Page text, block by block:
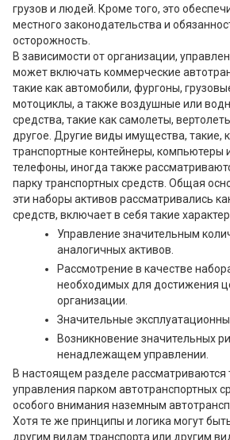
грузов и людей. Кроме того, это
местного законодательства и
осторожность.
В зависимости от организации,
может включать коммерческие
такие как автомобили, фургоны,
мотоциклы, а также воздушные или
средства, такие как самолеты,
другое. Другие виды имущества, такие,
транспортные контейнеры,
телефоны, иногда также
парку транспортных средств. Общая
эти наборы активов рассматривались
средств, включает в себя такие
Управление значительным
аналогичных активов.
Рассмотрение в качестве
необходимых для достижения
организации.
Значительные
Возникновение значительных
ненадлежащем управлении.
В настоящем разделе рассматриваются
управления парком автотранспортных
особого внимания наземным
Хотя те же принципы и логика могут
другим видам транспорта или другим